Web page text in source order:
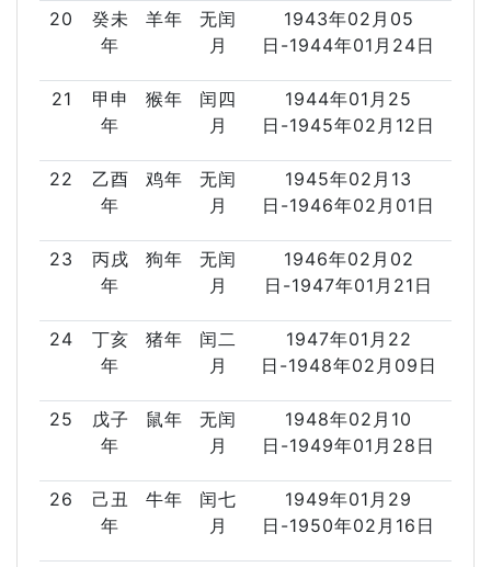
20
癸未
年
羊年
无闰
月
1943年02月05
日-1944年01月24日
21
甲申
年
猴年
闰四
月
1944年01月25
日-1945年02月12日
22
乙酉
年
鸡年
无闰
月
1945年02月13
日-1946年02月01日
23
丙戌
年
狗年
无闰
月
1946年02月02
日-1947年01月21日
24
丁亥
年
猪年
闰二
月
1947年01月22
日-1948年02月09日
25
戊子
年
鼠年
无闰
月
1948年02月10
日-1949年01月28日
26
己丑
年
牛年
闰七
月
1949年01月29
日-1950年02月16日